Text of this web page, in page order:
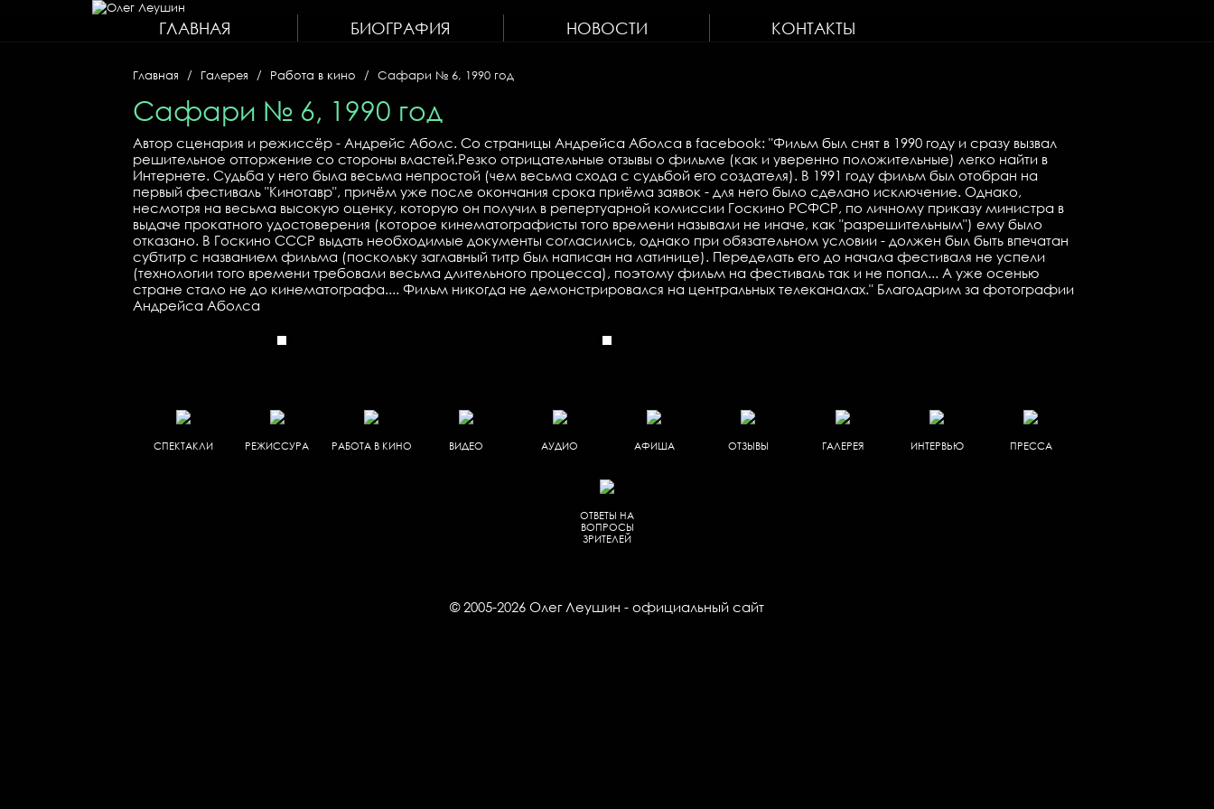
ГЛАВНАЯ БИОГРАФИЯ НОВОСТИ КОНТАКТЫ
Главная Галерея Работа в кино Сафари № 6, 1990 год
Сафари № 6, 1990 год
Автор сценария и режиссёр - Андрейс Аболс. Со страницы Андрейса Аболса в facebook: "Фильм был снят в 1990 году и сразу вызвал
решительное отторжение со стороны властей.Резко отрицательные отзывы о фильме (как и уверенно положительные) легко найти в
Интернете. Судьба у него была весьма непростой (чем весьма схода с судьбой его создателя). В 1991 году фильм был отобран на
первый фестиваль "Кинотавр", причём уже после окончания срока приёма заявок - для него было сделано исключение. Однако,
несмотря на весьма высокую оценку, которую он получил в репертуарной комиссии Госкино РСФСР, по личному приказу министра в
выдаче прокатного удостоверения (которое кинематографисты того времени называли не иначе, как "разрешительным") ему было
отказано. В Госкино СССР выдать необходимые документы согласились, однако при обязательном условии - должен был быть впечатан
субтитр с названием фильма (поскольку заглавный титр был написан на латинице). Переделать его до начала фестиваля не успели
(технологии того времени требовали весьма длительного процесса), поэтому фильм на фестиваль так и не попал... А уже осенью
стране стало не до кинематографа.... Фильм никогда не демонстрировался на центральных телеканалах." Благодарим за фотографии
Андрейса Аболса
СПЕКТАКЛИ РЕЖИССУРА РАБОТА В КИНО ВИДЕО АУДИО АФИША ОТЗЫВЫ ГАЛЕРЕЯ ИНТЕРВЬЮ ПРЕССА
ОТВЕТЫ НА
ВОПРОСЫ
ЗРИТЕЛЕЙ
© 2005-2026 Олег Леушин - официальный сайт